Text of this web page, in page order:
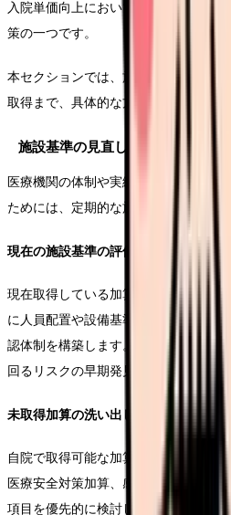
入院単価向上において、加算の適切
策の一つです。
本セクションでは、施設基準の見直し
取得まで、具体的な方法をご説明しま
施設基準の見直し
医療機関の体制や実績を適切に評価
ためには、定期的な施設基準の見直し
現在の施設基準の評価
現在取得している加算について、要件
に人員配置や設備基準、研修実績など
認体制を構築します。また、基準値の
回るリスクの早期発見に努めます。
未取得加算の洗い出し
自院で取得可能な加算を網羅的に確認
医療安全対策加算、感染防止対策加
項目を優先的に検討します。新規取得